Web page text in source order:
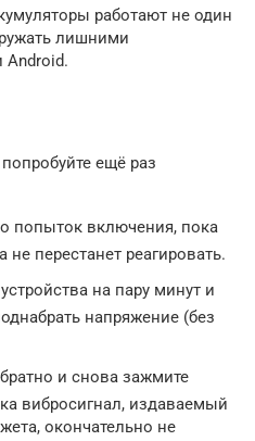
работают не один
лишними
ещё раз
попыток включения, пока
не перестанет реагировать.
на пару минут и
напряжение (без
и снова зажмите
вибросигнал, издаваемый
окончательно не